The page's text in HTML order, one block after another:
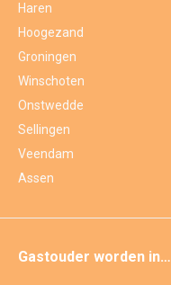
Haren
Hoogezand
Groningen
Winschoten
Onstwedde
Sellingen
Veendam
Assen
Gastouder worden in…